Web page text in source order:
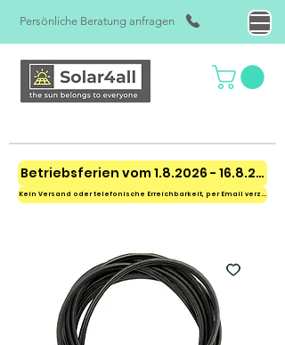
Persönliche Beratung anfragen
Betriebsferien vom 1.8.2026 - 16.8.2026
Kein Versand oder telefonische Erreichbarkeit, per Email verzögert